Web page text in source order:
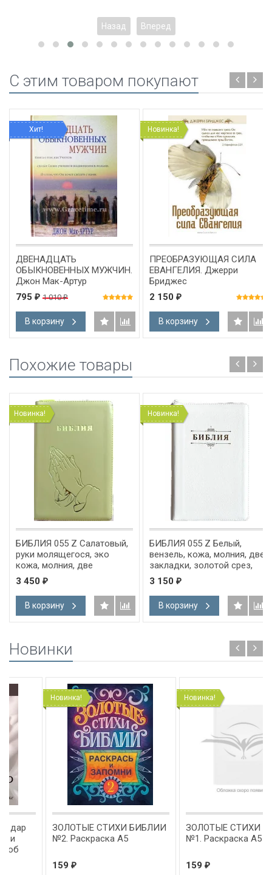
Назад Вперед
C этим товаром покупают
Хит!
ДВЕНАДЦАТЬ
ОБЫКНОВЕННЫХ МУЖЧИН.
Джон Мак-Артур
795 ₽ 1 010₽
В корзину
Новинка!
ПРЕОБРАЗУЮЩАЯ СИЛА
ЕВАНГЕЛИЯ. Джерри
Бриджес
2 150 ₽
В корзину
Похожие товары
Новинка!
БИБЛИЯ 055 Z Салатовый,
руки молящегося, эко
кожа, молния, две
закладки, золотой срез,
параллельные места,
крупный шрифт /143х220/
3 450 ₽
В корзину
Новинка!
БИБЛИЯ 055 Z Белый,
вензель, кожа, молния, две
закладки, золотой срез,
параллельные места,
крупный шрифт /143х220/
3 150 ₽
В корзину
Новинки
Новинка!
ЗОЛОТЫЕ СТИХИ БИБЛИИ
№2. Раскраска А5
ЗОЛОТЫЕ СТИХИ БИБЛИИ
№1. Раскраска А5